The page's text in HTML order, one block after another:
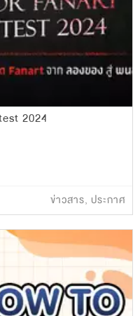
2024
ข่าวสาร, ประกาศ